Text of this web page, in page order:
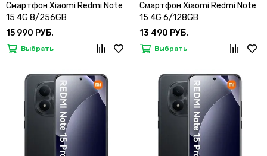
Смартфон Xiaomi Redmi Note
15 4G 8/256GB
15 990 РУБ.
Выбрать
Смартфон Xiaomi Redmi Note
15 4G 6/128GB
13 490 РУБ.
Выбрать